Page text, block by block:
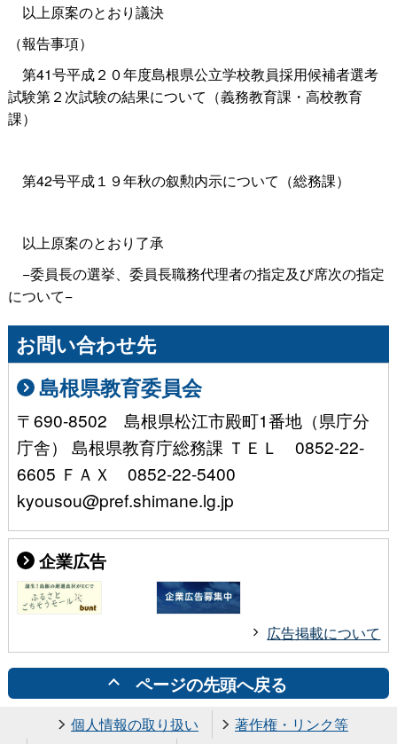
以上原案のとおり議決
（報告事項）
第41号平成２０年度島根県公立学校教員採用候補者選考
試験第２次試験の結果について（義務教育課・高校教育
課）
第42号平成１９年秋の叙勲内示について（総務課）
以上原案のとおり了承
−委員長の選挙、委員長職務代理者の指定及び席次の指定
について−
お問い合わせ先
島根県教育委員会
〒690-8502 島根県松江市殿町1番地（県庁分
庁舎） 島根県教育庁総務課 ＴＥＬ 0852-22-
6605 ＦＡＸ 0852-22-5400
kyousou@pref.shimane.lg.jp
企業広告
広告掲載について
ページの先頭へ戻る
個人情報の取り扱い
著作権・リンク等